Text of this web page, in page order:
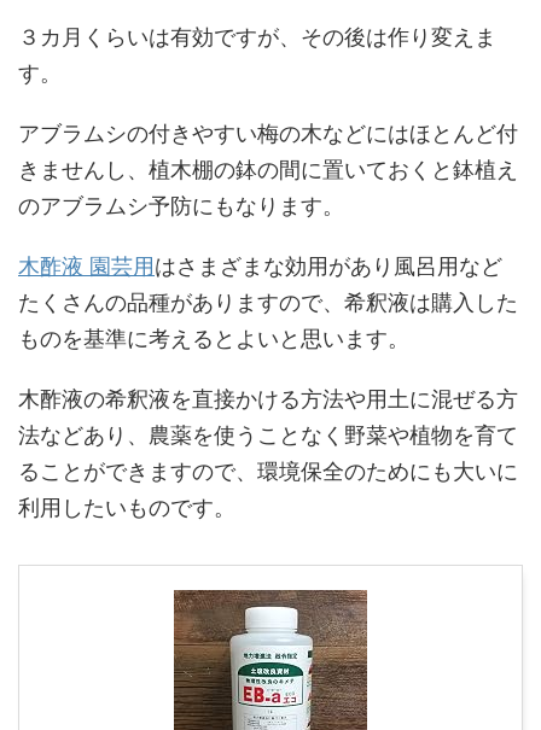
３カ月くらいは有効ですが、その後は作り変えま
す。
アブラムシの付きやすい梅の木などにはほとんど付
きませんし、植木棚の鉢の間に置いておくと鉢植え
のアブラムシ予防にもなります。
木酢液 園芸用はさまざまな効用があり風呂用など
たくさんの品種がありますので、希釈液は購入した
ものを基準に考えるとよいと思います。
木酢液の希釈液を直接かける方法や用土に混ぜる方
法などあり、農薬を使うことなく野菜や植物を育て
ることができますので、環境保全のためにも大いに
利用したいものです。